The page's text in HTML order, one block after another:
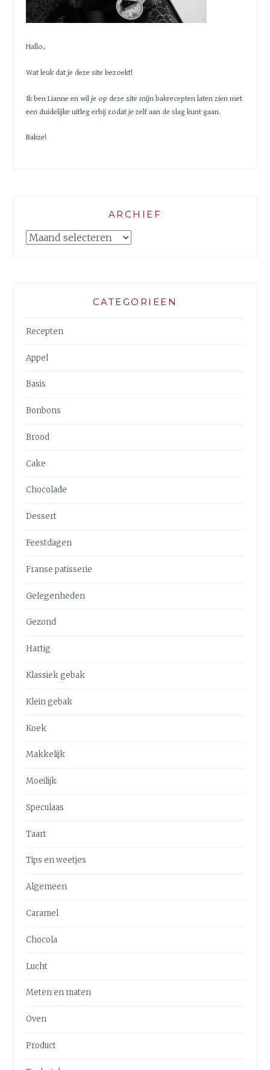
Hallo,
Wat leuk dat je deze site bezoekt!
Ik ben Lianne en wil je op deze site mijn bakrecepten laten zien met
een duidelijke uitleg erbij zodat je zelf aan de slag kunt gaan.
Bakze!
ARCHIEF
Archief
CATEGORIEEN
Recepten
Appel
Basis
Bonbons
Brood
Cake
Chocolade
Dessert
Feestdagen
Franse patisserie
Gelegenheden
Gezond
Hartig
Klassiek gebak
Klein gebak
Koek
Makkelijk
Moeilijk
Speculaas
Taart
Tips en weetjes
Algemeen
Caramel
Chocola
Lucht
Meten en maten
Oven
Product